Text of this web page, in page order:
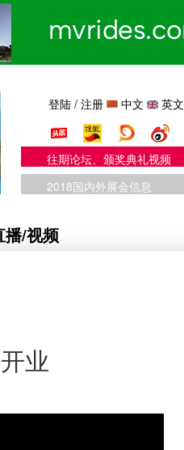
登陆 /注册 中文 英文
往期论坛、颁奖典礼视频
2018国内外展会信息
播/视频
业